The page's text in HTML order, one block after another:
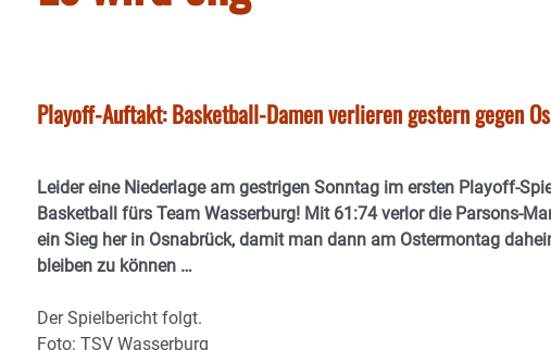
Playoff-Auftakt: Basketball-Damen verlieren gestern gegen
Leider eine Niederlage am gestrigen Sonntag im ersten Playoff-
Basketball fürs Team Wasserburg! Mit 61:74 verlor die Parsons-
ein Sieg her in Osnabrück, damit man dann am Ostermontag
bleiben zu können …
Der Spielbericht folgt.
Foto: TSV Wasserburg